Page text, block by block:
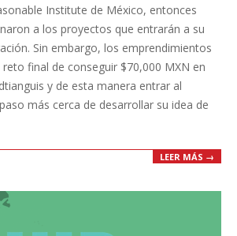
Institute de México, entonces
a los proyectos que entrarán a su
Sin embargo, los emprendimientos
final de conseguir $70,000 MXN en
y de esta manera entrar al
más cerca de desarrollar su idea de
LEER MÁS →